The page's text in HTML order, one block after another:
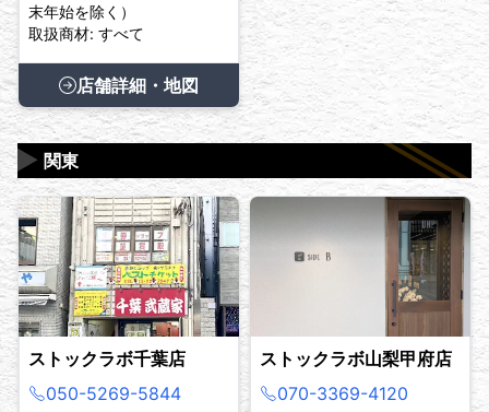
末年始を除く）
取扱商材: すべて
店舗詳細・地図
関東
▶
ストックラボ千葉店
050-5269-5844
ストックラボ山梨甲府店
070-3369-4120